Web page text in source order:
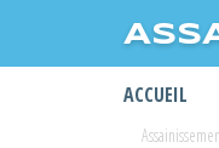
ACCUEIL